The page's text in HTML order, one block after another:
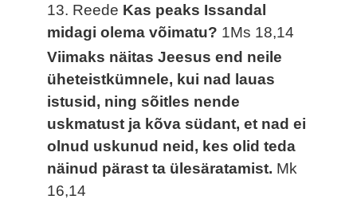
13. Reede Kas peaks Issandal
midagi olema võimatu? 1Ms 18,14
Viimaks näitas Jeesus end neile
üheteistkümnele, kui nad lauas
istusid, ning sõitles nende
uskmatust ja kõva südant, et nad ei
olnud uskunud neid, kes olid teda
näinud pärast ta ülesäratamist. Mk
16,14